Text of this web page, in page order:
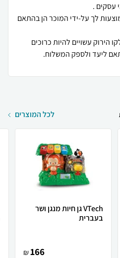
לך על-ידי המוכר הן בהתאם
הירוק עשויים להיות כרוכים
ליעד ולספק המשלוח.
לכל המוצרים
VTech גן חיות מנגן ושר
בעברית
166
₪